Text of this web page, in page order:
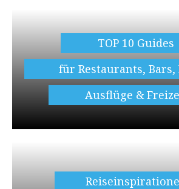
TOP 10 Guides
für Restaurants, Bars,
Ausflüge &